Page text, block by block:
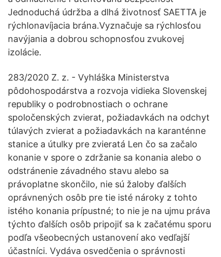
Jednoduchá údržba a dlhá životnosť SAETTA je
rýchlonavíjacia brána.Vyznačuje sa rýchlosťou
navýjania a dobrou schopnosťou zvukovej
izolácie.
283/2020 Z. z. - Vyhláška Ministerstva
pôdohospodárstva a rozvoja vidieka Slovenskej
republiky o podrobnostiach o ochrane
spoločenských zvierat, požiadavkách na odchyt
túlavých zvierat a požiadavkách na karanténne
stanice a útulky pre zvieratá Len čo sa začalo
konanie v spore o zdržanie sa konania alebo o
odstránenie závadného stavu alebo sa
právoplatne skončilo, nie sú žaloby ďalších
oprávnených osôb pre tie isté nároky z tohto
istého konania prípustné; to nie je na ujmu práva
týchto ďalších osôb pripojiť sa k začatému sporu
podľa všeobecných ustanovení ako vedľajší
účastníci. Vydáva osvedčenia o správnosti